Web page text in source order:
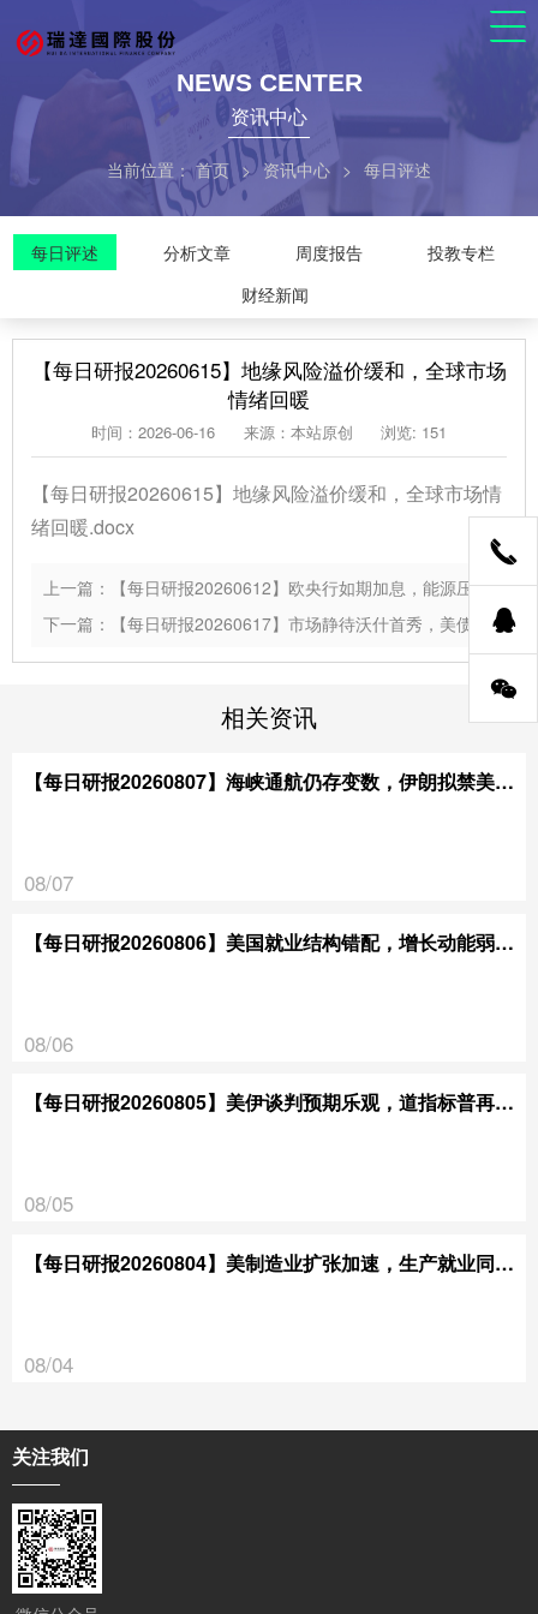
NEWS CENTER
资讯中心
当前位置：首页 > 资讯中心 > 每日评述
每日评述 分析文章 周度报告
投教专栏
财经新闻
【每日研报20260615】地缘风险溢价缓和，全球市场
情绪回暖
时间：2026-06-16 来源：本站原创 浏览: 151
【每日研报20260615】地缘风险溢价缓和，全球市场情
绪回暖.docx
上一篇：【每日研报20260612】欧央行如期加息，能源压力拖累经济增长
相关资讯
【每日研报20260807】海峡通航仍存变数，伊朗拟禁美以通行
08/07
【每日研报20260806】美国就业结构错配，增长动能弱于预期
08/06
【每日研报20260805】美伊谈判预期乐观，道指标普再创新高
08/05
【每日研报20260804】美制造业扩张加速，生产就业同步走强
08/04
关注我们